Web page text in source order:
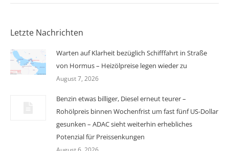
Letzte Nachrichten
Warten auf Klarheit bezüglich Schifffahrt in Straße
von Hormus – Heizölpreise legen wieder zu
August 7, 2026
Benzin etwas billiger, Diesel erneut teurer –
Rohölpreis binnen Wochenfrist um fast fünf US-Dollar
gesunken – ADAC sieht weiterhin erhebliches
Potenzial für Preissenkungen